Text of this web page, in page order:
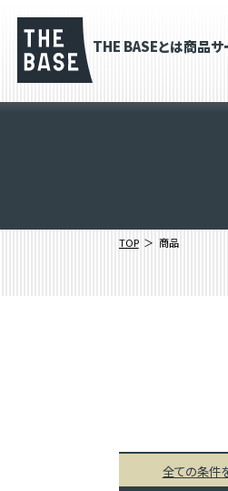
THE BASEとは商品サ
TOP 商品
全ての条件